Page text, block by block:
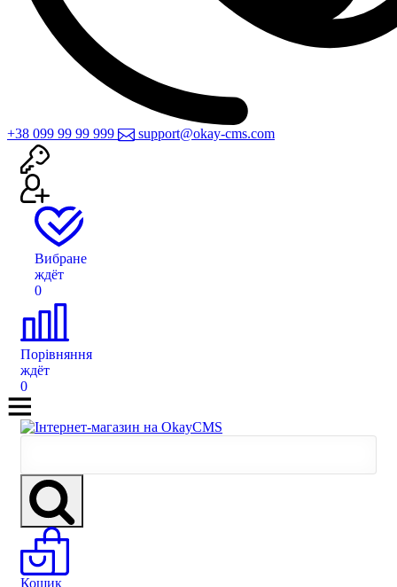
+38 099 99 99 999 support@okay-cms.com
Вибране
ждёт
0
Порівняння
ждёт
0
Кошик